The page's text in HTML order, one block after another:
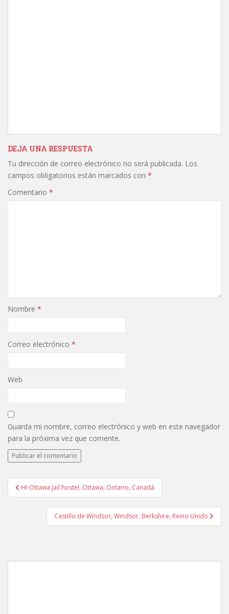
DEJA UNA RESPUESTA
Tu dirección de correo electrónico no será publicada. Los
campos obligatorios están marcados con *
Comentario *
Nombre *
Correo electrónico *
Web
Guarda mi nombre, correo electrónico y web en este navegador
para la próxima vez que comente.
Navegación
de
entradas
HI-Ottawa Jail hostel, Ottawa, Ontario, Canadá
Castillo de Windsor, Windsor, Berkshire, Reino Unido